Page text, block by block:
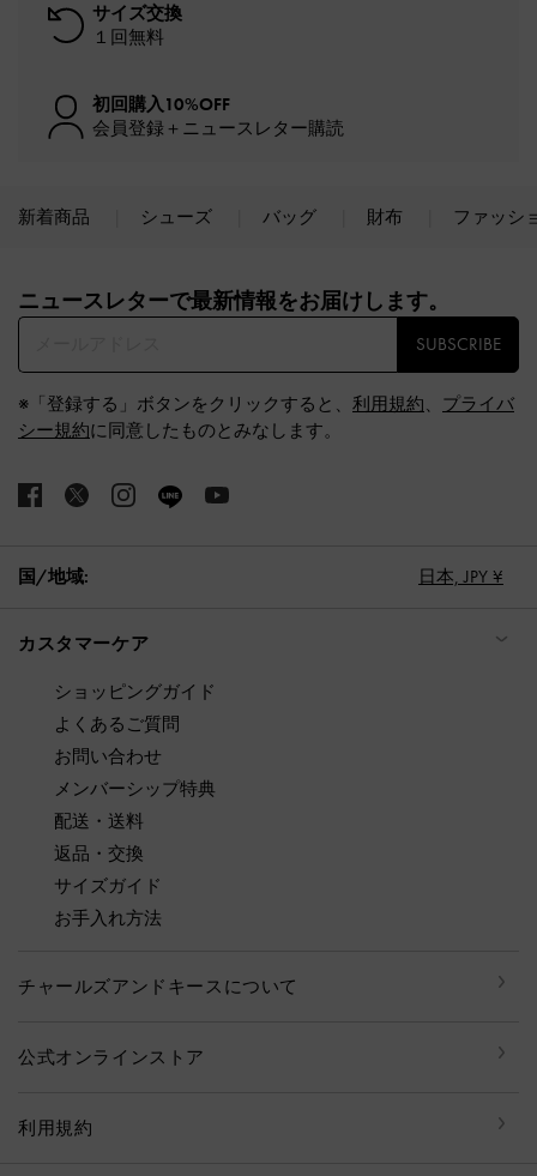
サイズ交換
１回無料
初回購入10%OFF
会員登録＋ニュースレター購読
新着商品 シューズ バッグ 財布 ファッシ
ニュースレターで最新情報をお届けします。​
SUBSCRIBE
※「登録する」ボタンをクリックすると、 利用規約、 プライバ
シー規約に同意したものとみなします。
国/地域: 日本, JPY ¥
カスタマーケア
ショッピングガイド
よくあるご質問
お問い合わせ
メンバーシップ特典
配送・送料
返品・交換
サイズガイド
お手入れ方法
チャールズアンドキースについて
公式オンラインストア
利用規約